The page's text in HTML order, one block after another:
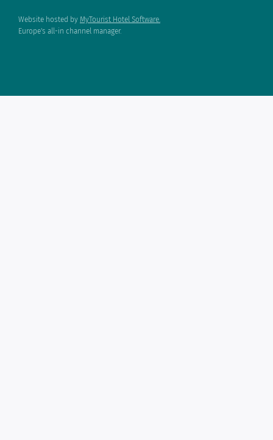
Website hosted by MyTourist Hotel Software.
Europe's all-in channel manager.